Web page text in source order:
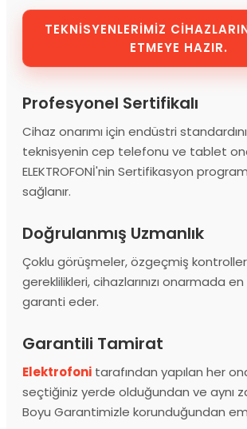
TEKNİSYENLERİMİZ
ETMEYE HAZIR.
Profesyonel Sertifikalı
Cihaz onarımı için endüstri
teknisyenin cep telefonu ve tablet
ELEKTROFONİ'nin Sertifikasyon
sağlanır.
Doğrulanmış Uzmanlık
Çoklu görüşmeler, özgeçmiş
gereklilikleri, cihazlarınızı onarmada
garanti eder.
Garantili Tamirat
Elektrofoni tarafından yapılan her
seçtiğiniz yerde olduğundan ve aynı
Boyu Garantimizle korunduğundan